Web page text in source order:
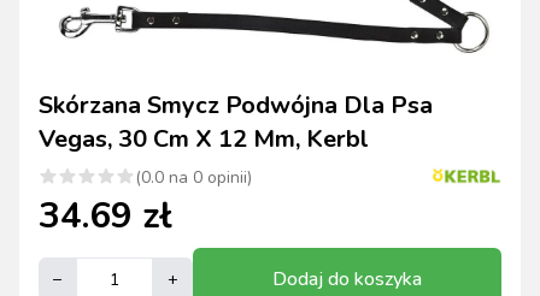
Skórzana Smycz Podwójna Dla Psa
Vegas, 30 Cm X 12 Mm, Kerbl
(0.0 na 0 opinii)
34.69 zł
– + Dodaj do koszyka